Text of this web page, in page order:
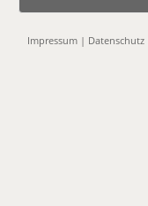
Impressum | Datenschutz